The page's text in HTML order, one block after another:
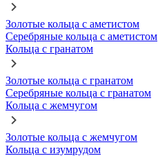
Золотые кольца с аметистом
Серебряные кольца с аметистом
Кольца с гранатом
Золотые кольца с гранатом
Серебряные кольца с гранатом
Кольца с жемчугом
Золотые кольца с жемчугом
Кольца с изумрудом